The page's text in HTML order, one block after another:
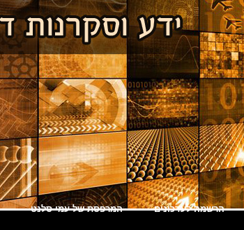
הרשמה לעדכונים המרפסת של עמי סלנט